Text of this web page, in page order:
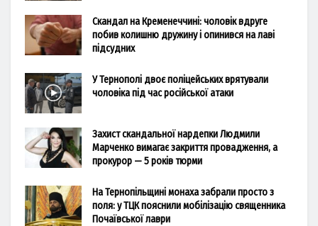
Скандал на Кременеччині: чоловік вдруге
побив колишню дружину і опинився на лаві
підсудних
У Тернополі двоє поліцейських врятували
чоловіка під час російської атаки
Захист скандальної нардепки Людмили
Марченко вимагає закриття провадження, а
прокурор — 5 років тюрми
На Тернопільщині монаха забрали просто з
поля: у ТЦК пояснили мобілізацію священника
Почаївської лаври